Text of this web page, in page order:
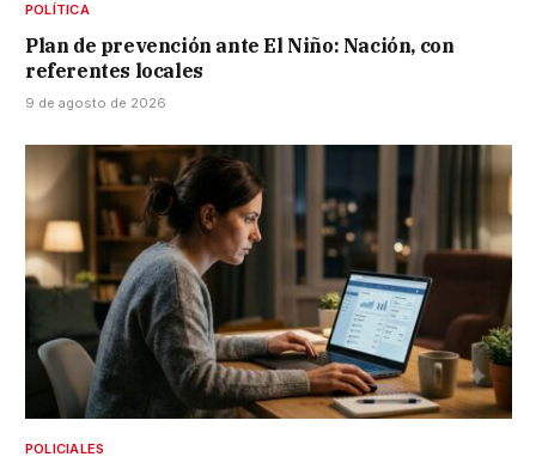
POLÍTICA
Plan de prevención ante El Niño: Nación, con
referentes locales
9 de agosto de 2026
POLICIALES